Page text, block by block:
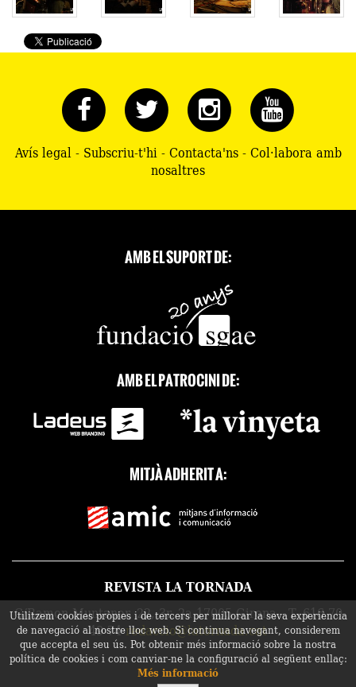
Utilitzem cookies pròpies i de tercers per millorar la seva experiència
de navegació al nostre lloc web. Si continua navegant, considerem
que accepta el seu ús. Pot obtenir més informació sobre la nostra
política de cookies i com canviar-ne la configuració al següent enllaç:
Més informació
Avís legal- Subscriu-t'hi-Contacta'ns-Col·labora amb
nosaltres
AMB EL SUPORT DE:
AMB EL PATROCINI DE:
MITJÀ ADHERIT A:
REVISTA LA TORNADA
C/Ramon Muntaner, 22, 3r, 2a 17005 Girona - T. 616 70
49 74redaccio@latornada.cat